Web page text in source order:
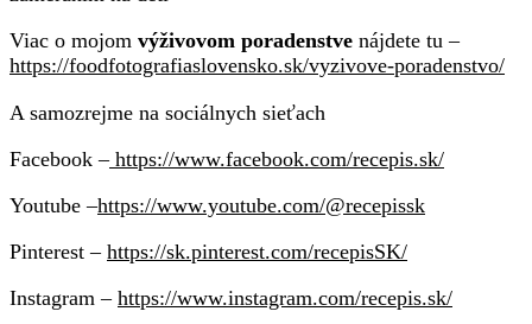
Viac o mojom výživovom poradenstve nájdete tu –
https://foodfotografiaslovensko.sk/vyzivove-poradenstvo/
A samozrejme na sociálnych sieťach
Facebook –https://www.facebook.com/recepis.sk/
Youtube –https://www.youtube.com/@recepissk
Pinterest – https://sk.pinterest.com/recepisSK/
Instagram – https://www.instagram.com/recepis.sk/